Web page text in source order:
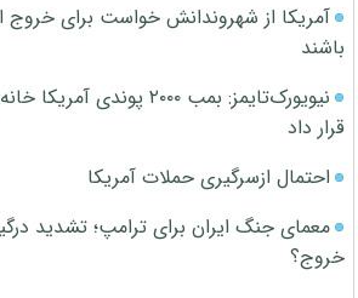
آمریکا از شهروندانش خواست برای خروج
باشند
نیویورک‌تایمز: بمب ۲۰۰۰
قرار داد
احتمال ازسرگیری حملات آمریکا
معمای جنگ ایران برای ترامپ؛ تشدید
خروج؟